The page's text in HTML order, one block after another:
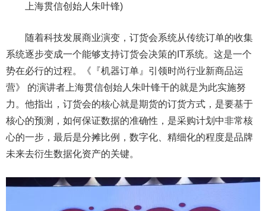
上海贯信创始人朱叶锋)
随着科技发展商业演变，订货会系统从传统订单的收集
系统逐步变成一个能够支持订货会决策的 IT系统。这是一个
势在必行的过程。《『机器订单』引领时尚行业新商品运
营》 的演讲者上海贯信创始人朱叶锋干的就是为此实施努
力。他指出，订货会的核心就是期货的订货方式，是要基于
核心的预测，如何保证数据的准确性，是采购计划中非常核
心的一步，最后是分摊比例，数字化、精细化的程度是品牌
未来去衍生数据化资产的关键。